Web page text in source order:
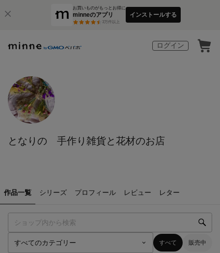
お買いものがもっとお得に
minneのアプリ
3万件以上
インストールする
ログイン
となりの 手作り雑貨と花材のお店
作品一覧 シリーズ プロフィール レビュー レター
すべて 販売中